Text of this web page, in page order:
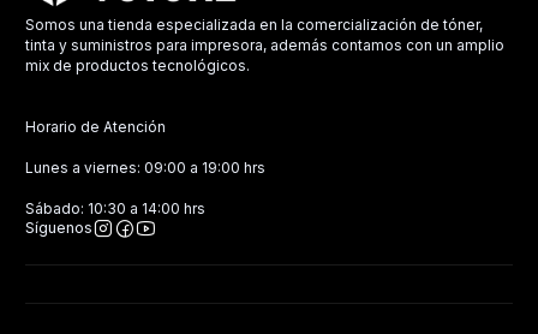
Somos una tienda especializada en la comercialización de tóner,
tinta y suministros para impresora, además contamos con un amplio
mix de productos tecnológicos.
Horario de Atención
Lunes a viernes: 09:00 a 19:00 hrs
Sábado: 10:30 a 14:00 hrs
Síguenos